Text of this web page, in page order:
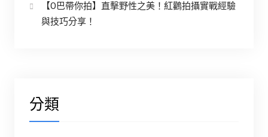
【O巴帶你拍】直擊野性之美！紅鸛拍攝實戰經驗
與技巧分享！
分類